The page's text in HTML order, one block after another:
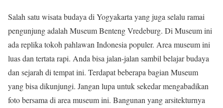
Salah satu wisata budaya di Yogyakarta yang juga selalu ramai
pengunjung adalah Museum Benteng Vredeburg. Di Museum ini
ada replika tokoh pahlawan Indonesia populer. Area museum ini
luas dan tertata rapi. Anda bisa jalan-jalan sambil belajar budaya
dan sejarah di tempat ini. Terdapat beberapa bagian Museum
yang bisa dikunjungi. Jangan lupa untuk sekedar mengabadikan
foto bersama di area museum ini. Bangunan yang arsitekturnya